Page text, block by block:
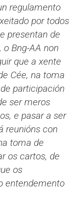
regulamento
por todos
presentan de
Bng-AA non
que a xente
Cée, na toma
participación
ser meros
e pasar a ser
reunións con
toma de
os cartos, de
os
entendemento